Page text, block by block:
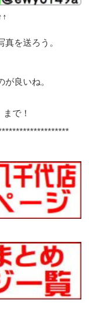
を送ろう。
良いね。
で！